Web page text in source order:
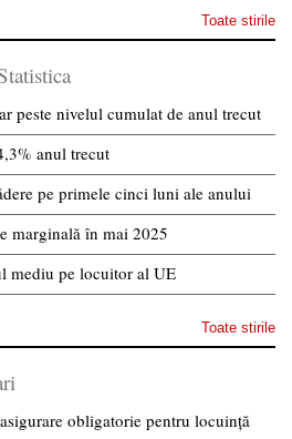
Toate stirile
peste nivelul cumulat de anul trecut
anul trecut
pe primele cinci luni ale anului
marginală în mai 2025
mediu pe locuitor al UE
Toate stirile
obligatorie pentru locuință